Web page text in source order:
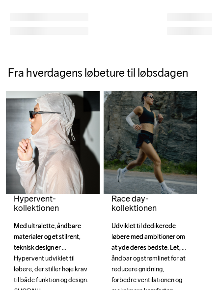
Fra hverdagens løbeture til løbsdagen
Hypervent-
kollektionen
Med ultralette, åndbare
materialer og et stilrent,
teknisk design er
Hypervent udviklet til
løbere, der stiller høje krav
til både funktion og design.
Med ultralette, åndbare
materialer og et stilrent,
teknisk design er
Hypervent udviklet til
løbere, der stiller høje krav
til både funktion og design.
Race day-
kollektionen
Udviklet til dedikerede
løbere med ambitioner om
at yde deres bedste. Let,
åndbar og strømlinet for at
reducere gnidning,
forbedre ventilationen og
Udviklet til dedikerede
løbere med ambitioner om
at yde deres bedste. Let,
åndbar og strømlinet for at
reducere gnidning,
forbedre ventilationen og